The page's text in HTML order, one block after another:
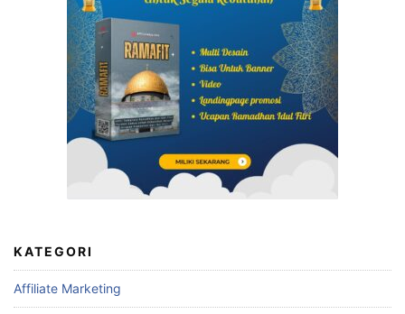
KATEGORI
Affiliate Marketing